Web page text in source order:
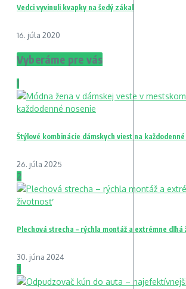
Vedci vyvinuli kvapky na šedý zákal
16. júla 2020
Vyberáme pre vás
1
Štýlové kombinácie dámskych viest na každodenné
26. júla 2025
2
Plechová strecha – rýchla montáž a extrémne dlhá
30. júna 2024
3